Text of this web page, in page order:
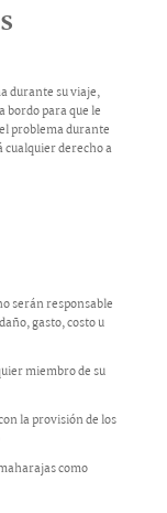
durante su viaje,
para que le
problema durante
derecho a
serán responsable
gasto, costo u
miembro de su
la provisión de los
como